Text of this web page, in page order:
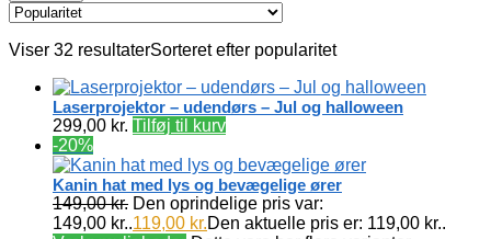
Viser 32 resultaterSorteret efter popularitet
Laserprojektor – udendørs – Jul og halloween
299,00 kr. Tilføj til kurv
-20%
Kanin hat med lys og bevægelige ører
149,00kr. Den oprindelige pris var:
149,00 kr..119,00 kr.Den aktuelle pris er: 119,00 kr..